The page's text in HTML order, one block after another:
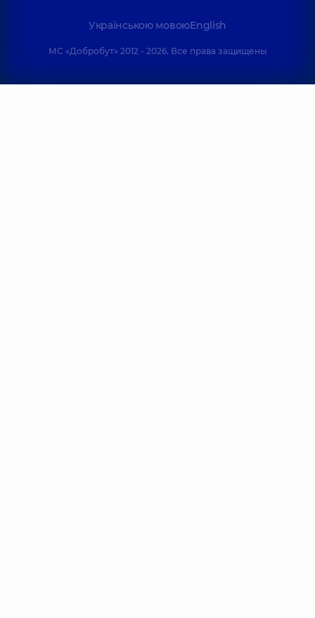
Українською мовоюEnglish
МС «Добробут» 2012 - 2026. Все права защищены